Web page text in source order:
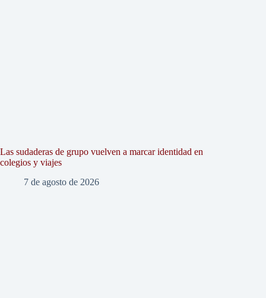
Las sudaderas de grupo vuelven a marcar identidad en
colegios y viajes
7 de agosto de 2026